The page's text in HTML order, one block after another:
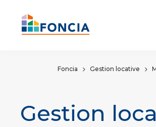
Foncia Gestion locative
Gestion